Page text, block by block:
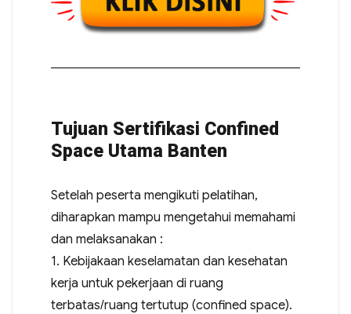
Tujuan Sertifikasi Confined
Space Utama Banten
Setelah peserta mengikuti pelatihan,
diharapkan mampu mengetahui memahami
dan melaksanakan :
1. Kebijakaan keselamatan dan kesehatan
kerja untuk pekerjaan di ruang
terbatas/ruang tertutup (confined space).